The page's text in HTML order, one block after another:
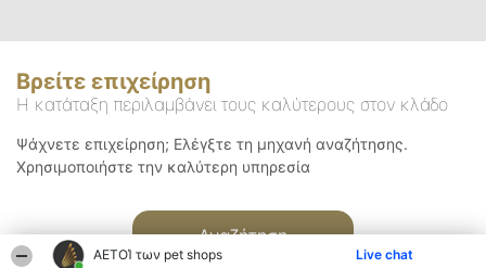
ΑΕΤΟΊ των pet shops Live chat
Βρείτε επιχείρηση
Η κατάταξη περιλαμβάνει τους καλύτερους στον κλάδο
Ψάχνετε επιχείρηση; Ελέγξτε τη μηχανή αναζήτησης.
Χρησιμοποιήστε την καλύτερη υπηρεσία
Αναζήτηση